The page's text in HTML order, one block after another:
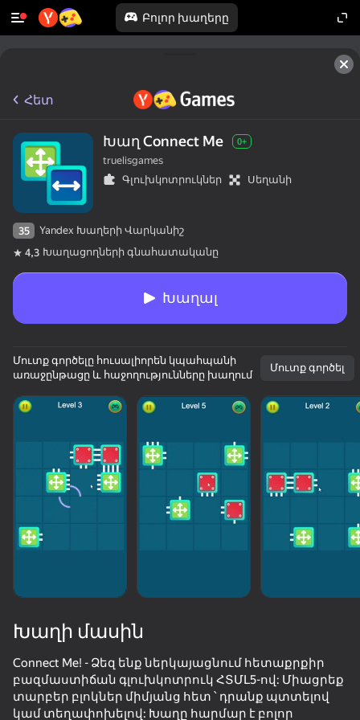
Բոլոր խաղերը
նույնիսկ նրանք, ովքեր «չեն խաղում»
Screw Sort & Match: Rescue Birds Gun's Master: Upgrade Weapon!
62
Pixel Flow: Color Blast
84 86
Հետ
Խաղ Connect Me 0+
truelisgames
Գլուխկոտրուկներ
Սեղանի
35
Yandex Խաղերի Վարկանիշ
4,3 Խաղացողների գնահատականը
Խաղալ
Մուտք գործելը հուսալիորեն կպահպանի
առաջընթացը և հաջողությունները խաղում
Մուտք գործել
Խաղի մասին
Connect Me! - Ձեզ ենք ներկայացնում հետաքրքիր
բազմաստիճան գլուխկոտրուկ ՀՏՄԼ5-ով: Միացրեք
տարբեր բլոկներ միմյանց հետ ՝ դրանք պտտելով
կամ տեղափոխելով: Խաղը հարմար է բոլոր